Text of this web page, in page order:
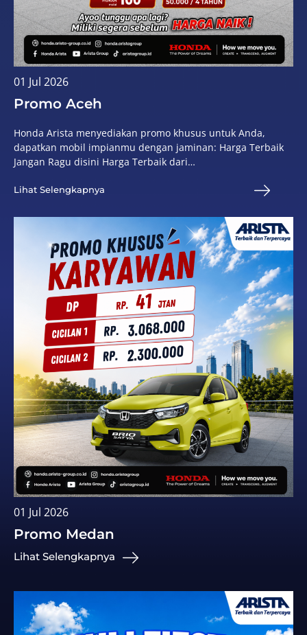
01 Jul 2026
Promo Aceh
Honda Arista menyediakan promo khusus untuk Anda,
dapatkan mobil impianmu dengan jaminan: Harga Terbaik
Jangan Ragu disini Harga Terbaik dari…
Lihat Selengkapnya
01 Jul 2026
Promo Medan
Lihat Selengkapnya